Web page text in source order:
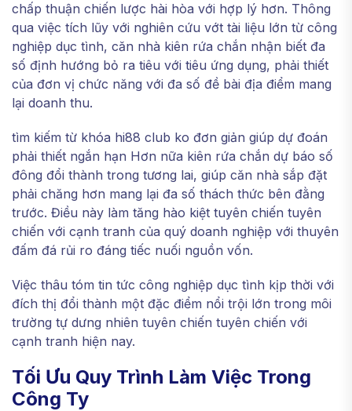
chấp thuận chiến lược hài hòa với hợp lý hơn. Thông
qua việc tích lũy với nghiên cứu vớt tài liệu lớn từ công
nghiệp dục tình, căn nhà kiên rứa chắn nhận biết đa
số định hướng bỏ ra tiêu với tiêu ứng dụng, phải thiết
của đơn vị chức năng với đa số đề bài địa điểm mang
lại doanh thu.
tìm kiếm từ khóa hi88 club ko đơn giản giúp dự đoán
phải thiết ngắn hạn Hơn nữa kiên rứa chắn dự báo số
đông đổi thành trong tương lai, giúp căn nhà sắp đặt
phải chăng hơn mang lại đa số thách thức bên đằng
trước. Điều này làm tăng hào kiệt tuyên chiến tuyên
chiến với cạnh tranh của quý doanh nghiệp với thuyên
đấm đá rủi ro đáng tiếc nuối nguồn vốn.
Việc thâu tóm tin tức công nghiệp dục tình kịp thời với
đích thị đổi thành một đặc điểm nổi trội lớn trong môi
trường tự dưng nhiên tuyên chiến tuyên chiến với
cạnh tranh hiện nay.
Tối Ưu Quy Trình Làm Việc Trong
Công Ty